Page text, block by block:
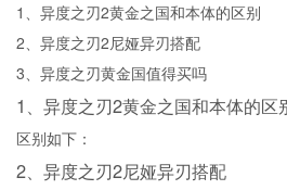
1、 异度之刃2黄金之国和本体的区别
2、 异度之刃2尼娅异刃搭配
3、 异度之刃黄金国值得买吗
1、 异度之刃2黄金之国和本体的区
区别如下：
2、 异度之刃2尼娅异刃搭配